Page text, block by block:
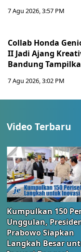
7 Agu 2026, 3:57 PM
Collab Honda
II Jadi Ajang
Bandung
7 Agu 2026, 3:02 PM
Video Terbaru
Kumpulkan 150
Unggulan,
Prabowo Siapkan
Langkah Besar